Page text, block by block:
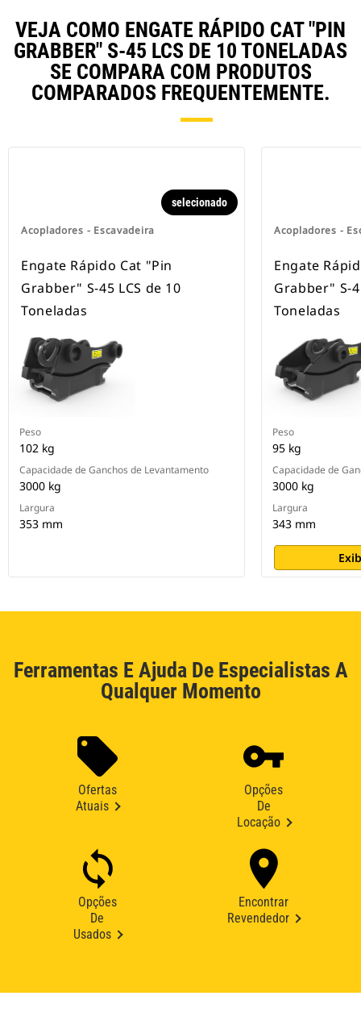
VEJA COMO ENGATE RÁPIDO CAT "PIN
GRABBER" S-45 LCS DE 10 TONELADAS
SE COMPARA COM PRODUTOS
COMPARADOS FREQUENTEMENTE.
Acopladores - Escavadeira
selecionado
Engate Rápido Cat "Pin
Grabber" S-45 LCS de 10
Toneladas
Peso
102 kg
Capacidade de Ganchos de Levantamento
3000 kg
Largura
353 mm
Acopladores -
Engate
Grabber" S-
Toneladas
Peso
95 kg
Capacidade de
3000 kg
Largura
343 mm
Ferramentas E Ajuda De Especialistas A
Qualquer Momento
Ofertas
Atuais
Opções
De
Locação
Opções
De
Usados
Encontrar
Revendedor